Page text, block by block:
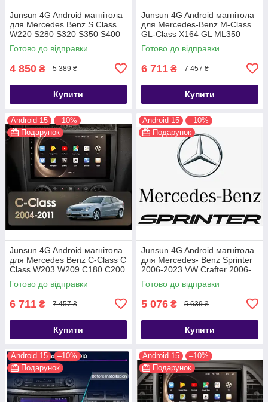
Junsun 4G Android магнітола
для Mercedes Benz S Class
W220 S280 S320 S350 S400
S430 S500 S600 1998-2005
Готово до відправки
4 850 ₴ 5 389 ₴
Купити
Junsun 4G Android магнітола
для Mercedes-Benz M-Class
GL-Class X164 GL ML350
GL320 W164
Готово до відправки
6 711 ₴ 7 457 ₴
Купити
Android 15
–10%
Подарунок
Junsun 4G Android магнітола
для Mercedes Benz C-Class C
Class W203 W209 C180 C200
CL203 C209 A209 2004 - 2011
Готово до відправки
6 711 ₴ 7 457 ₴
Купити
Android 15
–10%
Подарунок
Junsun 4G Android магнітола
для Mercedes- Benz Sprinter
2006-2023 VW Crafter 2006-
2016
Готово до відправки
5 076 ₴ 5 639 ₴
Купити
Android 15
–10%
Подарунок
Android 15
–10%
Подарунок